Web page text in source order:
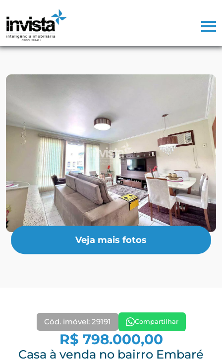
Veja mais fotos
Cód. imóvel: 29191 Compartilhar
R$ 798.000,00
Casa à venda no bairro Embaré